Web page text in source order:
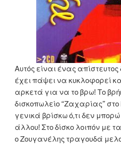
Αυτός είναι ένας απίστευτος
έχει πάψει να κυκλοφορεί
αρκετά για να το βρω! Το
δισκοπωλείο “Ζαχαρίας”
γενικά βρίσκω ό,τι δεν
άλλου! Στο δίσκο λοιπόν με
ο Ζουγανέλης τραγουδά